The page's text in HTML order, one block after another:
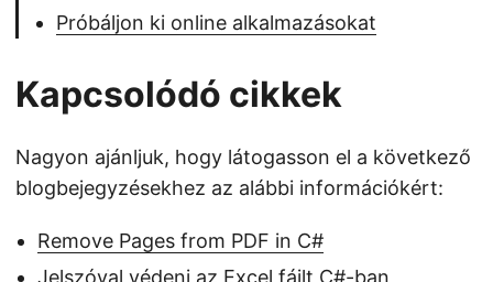
Próbáljon ki online alkalmazásokat
Kapcsolódó cikkek
Nagyon ajánljuk, hogy látogasson el a következő
blogbejegyzésekhez az alábbi információkért:
Remove Pages from PDF in C#